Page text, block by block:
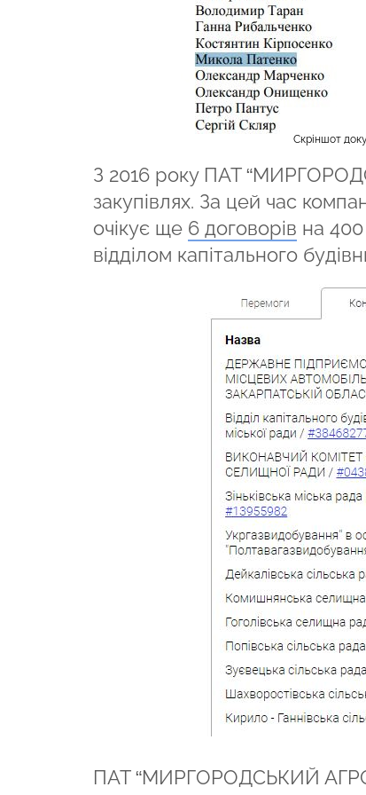
Скріншот
З 2016 року ПАТ
закупівлях. За цей час
очікує ще 6 договорів на
відділом капітального
ПАТ “МИРГОРОДСЬКИЙ